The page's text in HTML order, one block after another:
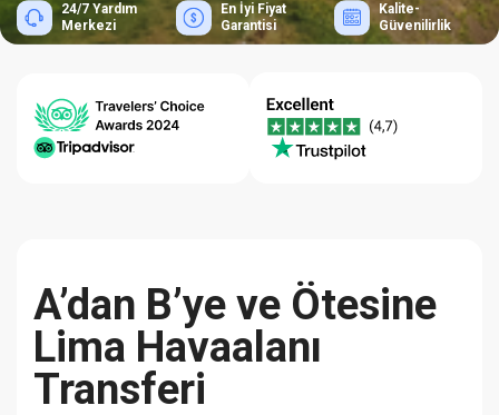
24/7 Yardım
Merkezi
En İyi Fiyat
Garantisi
Kalite-
Güvenilirlik
A’dan B’ye ve Ötesine
Lima Havaalanı
Transferi